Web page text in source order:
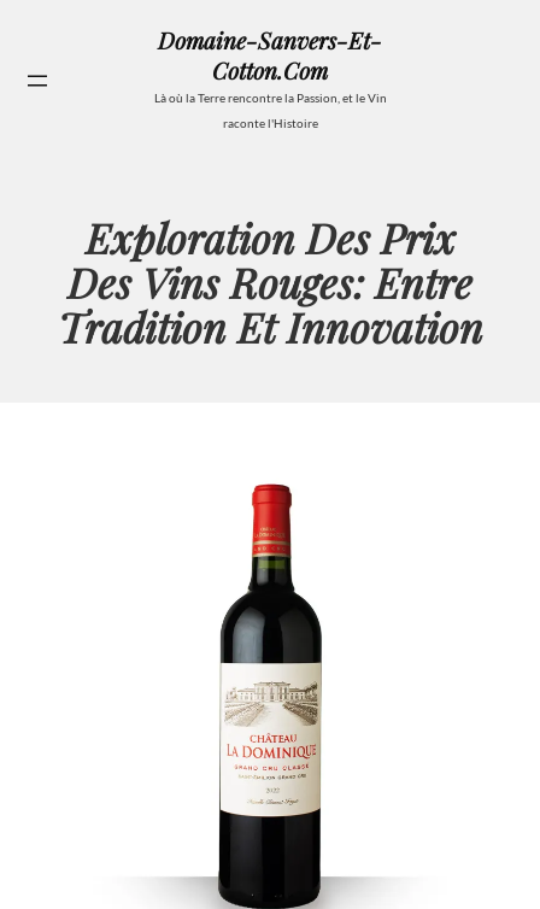
contenu
Domaine-Sanvers-Et-
Cotton.com
Là où la Terre rencontre la Passion, et le Vin
raconte l'Histoire
Exploration Des Prix
Des Vins Rouges: Entre
Tradition Et Innovation